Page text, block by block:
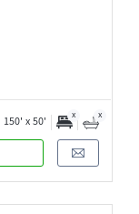
150' x 50' x x